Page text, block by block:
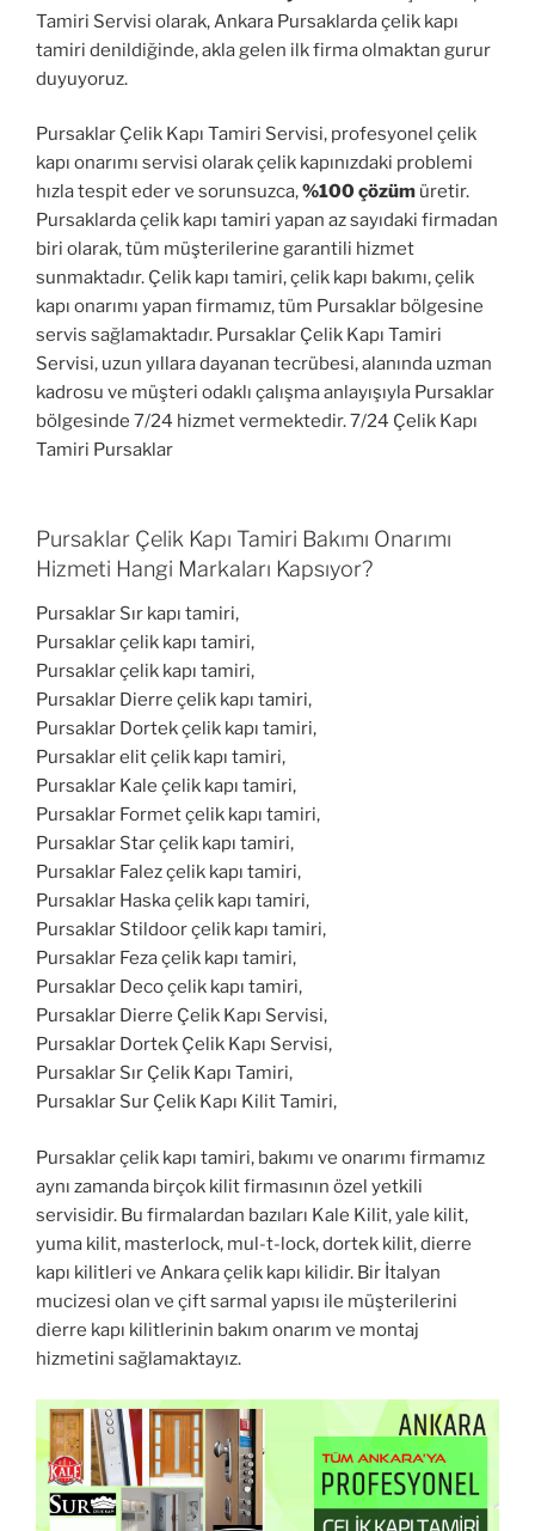
Tamiri Servisi olarak, Ankara Pursaklarda çelik kapı
tamiri denildiğinde, akla gelen ilk firma olmaktan gurur
duyuyoruz.
Pursaklar Çelik Kapı Tamiri Servisi, profesyonel çelik
kapı onarımı servisi olarak çelik kapınızdaki problemi
hızla tespit eder ve sorunsuzca,%100 çözüm üretir.
Pursaklarda çelik kapı tamiri yapan az sayıdaki firmadan
biri olarak, tüm müşterilerine garantili hizmet
sunmaktadır. Çelik kapı tamiri, çelik kapı bakımı, çelik
kapı onarımı yapan firmamız, tüm Pursaklar bölgesine
servis sağlamaktadır. Pursaklar Çelik Kapı Tamiri
Servisi, uzun yıllara dayanan tecrübesi, alanında uzman
kadrosu ve müşteri odaklı çalışma anlayışıyla Pursaklar
bölgesinde 7/24 hizmet vermektedir. 7/24 Çelik Kapı
Tamiri Pursaklar
Pursaklar Çelik Kapı Tamiri Bakımı Onarımı
Hizmeti Hangi Markaları Kapsıyor?
Pursaklar Sır kapı tamiri,
Pursaklar çelik kapı tamiri,
Pursaklar çelik kapı tamiri,
Pursaklar Dierre çelik kapı tamiri,
Pursaklar Dortek çelik kapı tamiri,
Pursaklar elit çelik kapı tamiri,
Pursaklar Kale çelik kapı tamiri,
Pursaklar Formet çelik kapı tamiri,
Pursaklar Star çelik kapı tamiri,
Pursaklar Falez çelik kapı tamiri,
Pursaklar Haska çelik kapı tamiri,
Pursaklar Stildoor çelik kapı tamiri,
Pursaklar Feza çelik kapı tamiri,
Pursaklar Deco çelik kapı tamiri,
Pursaklar Dierre Çelik Kapı Servisi,
Pursaklar Dortek Çelik Kapı Servisi,
Pursaklar Sır Çelik Kapı Tamiri,
Pursaklar Sur Çelik Kapı Kilit Tamiri,
Pursaklar çelik kapı tamiri, bakımı ve onarımı firmamız
aynı zamanda birçok kilit firmasının özel yetkili
servisidir. Bu firmalardan bazıları Kale Kilit, yale kilit,
yuma kilit, masterlock, mul-t-lock, dortek kilit, dierre
kapı kilitleri ve Ankara çelik kapı kilidir. Bir İtalyan
mucizesi olan ve çift sarmal yapısı ile müşterilerini
dierre kapı kilitlerinin bakım onarım ve montaj
hizmetini sağlamaktayız.